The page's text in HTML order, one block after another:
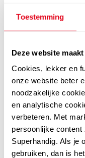
Toestemming
Deze website
Cookies, lekker en
onze website beter
noodzakelijke
en analytische
verbeteren. Met
persoonlijke
Superhandig. Als je
gebruiken, dan is